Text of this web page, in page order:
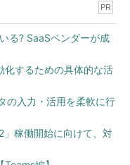
PR
る? SaaSベンダーが成
化するための具体的な活
の入力・活用を柔軟に行
」稼働開始に向けて、対